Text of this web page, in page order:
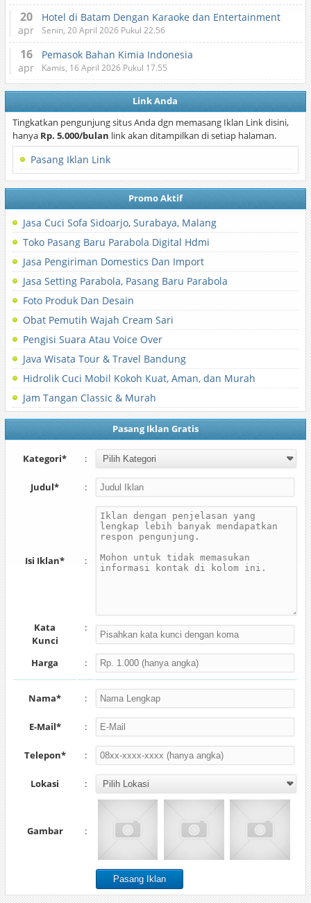
20
apr
Hotel di Batam Dengan Karaoke dan Entertainment
Senin, 20 April 2026 Pukul 22.56
16
apr
Pemasok Bahan Kimia Indonesia
Kamis, 16 April 2026 Pukul 17.55
Link Anda
Tingkatkan pengunjung situs Anda dgn memasang Iklan Link disini,
hanya Rp. 5.000/bulan link akan ditampilkan di setiap halaman.
Pasang Iklan Link
Promo Aktif
Jasa Cuci Sofa Sidoarjo, Surabaya, Malang
Toko Pasang Baru Parabola Digital Hdmi
Jasa Pengiriman Domestics Dan Import
Jasa Setting Parabola, Pasang Baru Parabola
Foto Produk Dan Desain
Obat Pemutih Wajah Cream Sari
Pengisi Suara Atau Voice Over
Java Wisata Tour & Travel Bandung
Hidrolik Cuci Mobil Kokoh Kuat, Aman, dan Murah
Jam Tangan Classic & Murah
Pasang Iklan Gratis
Kategori* :
Judul* :
Isi Iklan* :
Kata
Kunci
:
Harga :
Nama* :
E-Mail* :
Telepon* :
Lokasi :
Gambar :